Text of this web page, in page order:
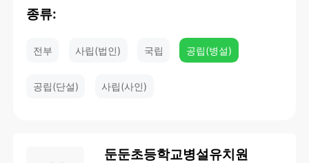
종류:
전부 사립(법인) 국립 공립(병설)
공립(단설) 사립(사인)
둔둔초등학교병설유치원